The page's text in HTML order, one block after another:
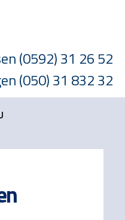
(0592) 31 26 52
(050) 31 832 32